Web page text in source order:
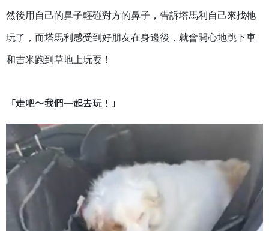
然後用自己的鼻子輕碰對方的鼻子，告訴塔馬利自己來找牠
玩了，而塔馬利感受到好朋友在身邊後，就會開心地跳下車
和吉米跑到草地上玩耍！
「走吧～我們一起去玩！」